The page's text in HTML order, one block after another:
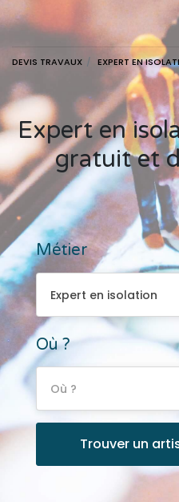
DEVIS TRAVAUX EXPERT EN
Expert en isolation : annuaire
gratuit et
Métier Expert en
Expert en isolation
Où ?
Où ?